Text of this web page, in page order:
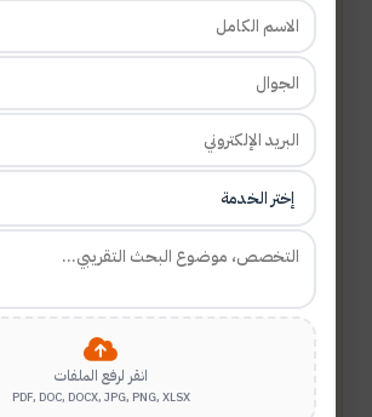
انقر لرفع الملفات
PDF, DOC, DOCX, JPG, PNG, XLSX